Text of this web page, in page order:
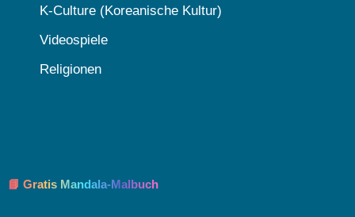
K-Culture (Koreanische Kultur)
Videospiele
Religionen
📘 Gratis Mandala-Malbuch